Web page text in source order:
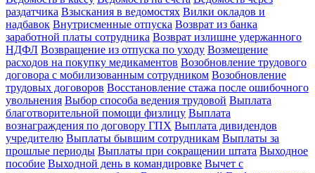
раздатчика Взыскания в ведомостях Вилки окладов и
надбавок Внутрисменные отпуска Возврат из банка
заработной платы сотрудника Возврат излишне удержанного
НДФЛ Возвращение из отпуска по уходу Возмещение
расходов на покупку медикаментов Возобновление трудового
договора с мобилизованным сотрудником Возобновление
трудовых договоров Восстановление стажа после ошибочного
увольнения Выбор способа ведения трудовой Выплата
благотворительной помощи физлицу Выплата
вознаграждения по договору ГПХ Выплата дивидендов
учредителю Выплаты бывшим сотрудникам Выплаты за
прошлые периоды Выплаты при сокращении штата Выходное
пособие Выходной день в командировке Вычет с